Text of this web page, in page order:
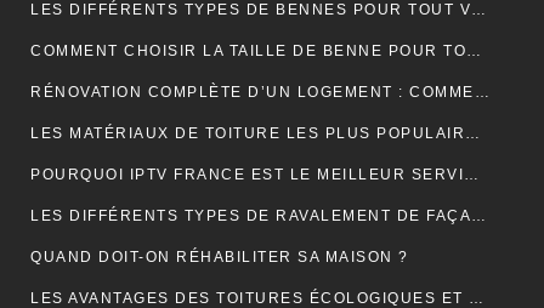
LES DIFFÉRENTS TYPES DE BENNES POUR TOUT VENANT DISPONIBLES
COMMENT CHOISIR LA TAILLE DE BENNE POUR TOUT VENANT ?
RÉNOVATION COMPLÈTE D’UN LOGEMENT : COMMENT PROCÉDER ?
LES MATÉRIAUX DE TOITURE LES PLUS POPULAIRES ET LEURS CARACTÉRISTIQUES
POURQUOI IPTV FRANCE EST LE MEILLEUR SERVICE D’ABONNEMENT IPTV ?
LES DIFFÉRENTS TYPES DE RAVALEMENT DE FAÇADE
QUAND DOIT-ON RÉHABILITER SA MAISON ?
LES AVANTAGES DES TOITURES ÉCOLOGIQUES ET DURABLES